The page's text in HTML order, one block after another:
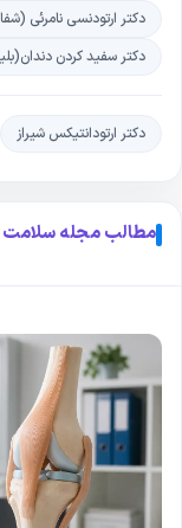
دکتر ارتودنسی نامرئی
دکتر سفید کردن
دکتر ارتودانتیکس شیراز
مطالب مجله سلامت